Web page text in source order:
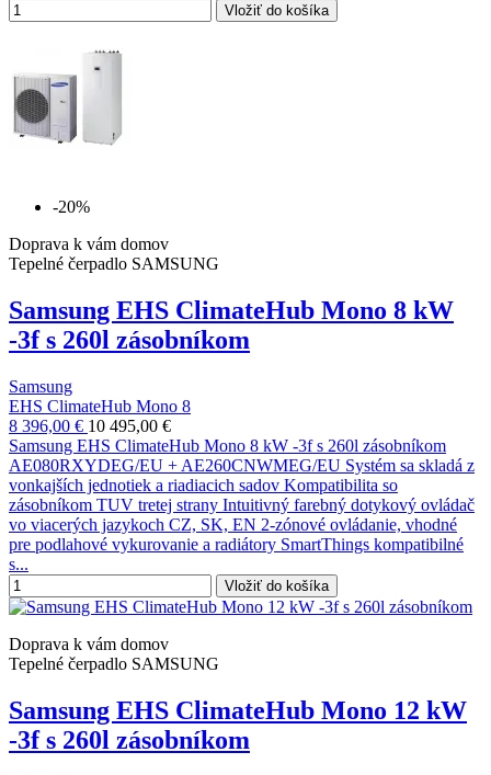
Vložiť do košíka
-20%
Doprava k vám domov
Tepelné čerpadlo SAMSUNG
Samsung EHS ClimateHub Mono 8 kW
-3f s 260l zásobníkom
Samsung
EHS ClimateHub Mono 8
8 396,00 € 10 495,00 €
Samsung EHS ClimateHub Mono 8 kW -3f s 260l zásobníkom
AE080RXYDEG/EU + AE260CNWMEG/EU Systém sa skladá z
vonkajších jednotiek a riadiacich sadov Kompatibilita so
zásobníkom TUV tretej strany Intuitivný farebný dotykový ovládač
vo viacerých jazykoch CZ, SK, EN 2-zónové ovládanie, vhodné
pre podlahové vykurovanie a radiátory SmartThings kompatibilné
s...
Vložiť do košíka
Doprava k vám domov
Tepelné čerpadlo SAMSUNG
Samsung EHS ClimateHub Mono 12 kW
-3f s 260l zásobníkom